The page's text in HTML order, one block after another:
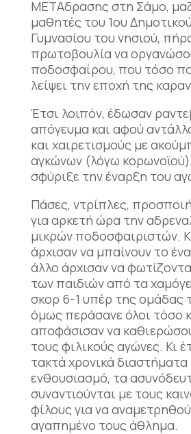
ΜΕΤΑδρασης στη Σάμο,
μαθητές του 1ου
Γυμνασίου του νησιού,
πρωτοβουλία να
ποδοσφαίρου, που τόσο
λείψει την εποχή της
Έτσι λοιπόν, έδωσαν
απόγευμα και αφού
και χαιρετισμούς με
αγκώνων (λόγω
σφύριξε την έναρξη του
Πάσες, ντρίπλες,
για αρκετή ώρα την
μικρών ποδοσφαιριστών.
άρχισαν να μπαίνουν το
άλλο άρχισαν να
των παιδιών από τα
σκορ 6-1 υπέρ της ομάδας
όμως περάσανε όλοι τόσο
αποφάσισαν να
τους φιλικούς αγώνες. Κι
τακτά χρονικά διαστήματα
ενθουσιασμό, τα
συναντιούνται με τους
φίλους για να
αγαπημένο τους άθλημα.